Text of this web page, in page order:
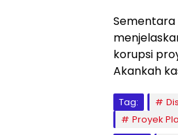
Sementara
korupsi
Akankah
Tag:
Proyek